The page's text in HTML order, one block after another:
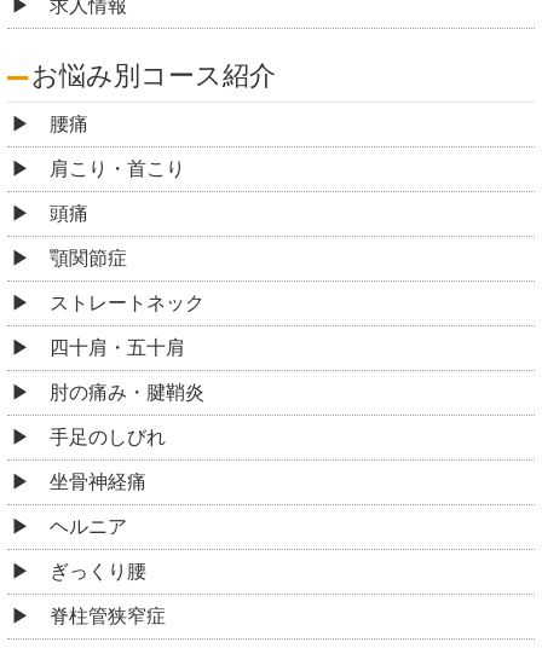
求人情報
お悩み別コース紹介
腰痛
肩こり・首こり
頭痛
顎関節症
ストレートネック
四十肩・五十肩
肘の痛み・腱鞘炎
手足のしびれ
坐骨神経痛
ヘルニア
ぎっくり腰
脊柱管狭窄症